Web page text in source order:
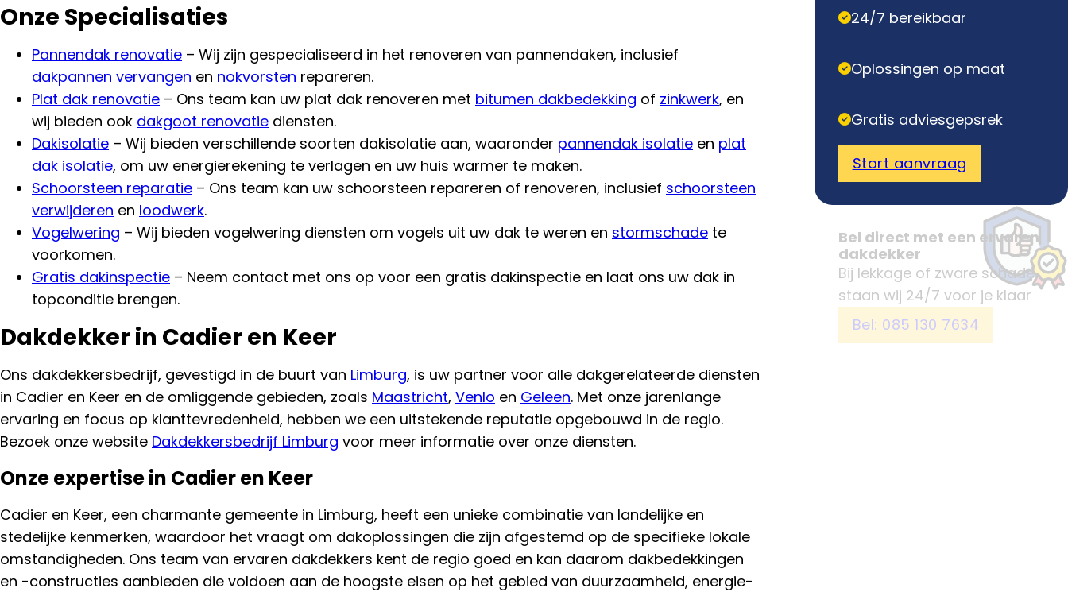
Onze Specialisaties
Pannendak renovatie – Wij zijn gespecialiseerd in het renoveren van pannendaken, inclusief
dakpannen vervangen en nokvorsten repareren.
Plat dak renovatie – Ons team kan uw plat dak renoveren met bitumen dakbedekking of zinkwerk, en
wij bieden ook dakgoot renovatie diensten.
Dakisolatie – Wij bieden verschillende soorten dakisolatie aan, waaronder pannendak isolatie en plat
dak isolatie, om uw energierekening te verlagen en uw huis warmer te maken.
Schoorsteen reparatie – Ons team kan uw schoorsteen repareren of renoveren, inclusief schoorsteen
verwijderen en loodwerk.
Vogelwering – Wij bieden vogelwering diensten om vogels uit uw dak te weren en stormschade te
voorkomen.
Gratis dakinspectie – Neem contact met ons op voor een gratis dakinspectie en laat ons uw dak in
topconditie brengen.
Dakdekker in Cadier en Keer
Ons dakdekkersbedrijf, gevestigd in de buurt van Limburg, is uw partner voor alle dakgerelateerde diensten
in Cadier en Keer en de omliggende gebieden, zoals Maastricht, Venlo en Geleen. Met onze jarenlange
ervaring en focus op klanttevredenheid, hebben we een uitstekende reputatie opgebouwd in de regio.
Bezoek onze website Dakdekkersbedrijf Limburg voor meer informatie over onze diensten.
Onze expertise in Cadier en Keer
Cadier en Keer, een charmante gemeente in Limburg, heeft een unieke combinatie van landelijke en
stedelijke kenmerken, waardoor het vraagt om dakoplossingen die zijn afgestemd op de specifieke lokale
omstandigheden. Ons team van ervaren dakdekkers kent de regio goed en kan daarom dakbedekkingen
en -constructies aanbieden die voldoen aan de hoogste eisen op het gebied van duurzaamheid, energie-
24/7 bereikbaar
Oplossingen op maat
Gratis adviesgepsrek
Start aanvraag
Bel direct met een ervaren
dakdekker
Bij lekkage of zware schade
staan wij 24/7 voor je klaar
Bel: 085 130 7634